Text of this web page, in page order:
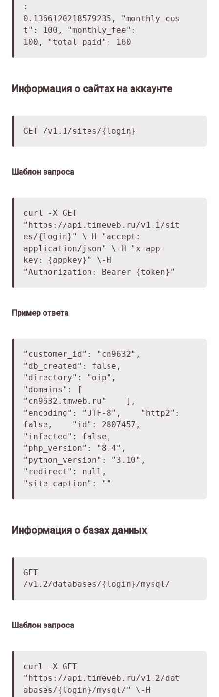
:
0.1366120218579235,
"monthly_cos
t": 100,
"monthly_fee":
100,
"total_paid": 160
Информация о сайтах на аккаунте
GET /v1.1/sites/{login}
Шаблон запроса
curl -X GET
" https://api.timeweb.ru/v1.1/sit
es/{login}" \ -H "accept:
application/json" \ -H "x-app-
key: {appkey}" \ -H
"Authorization: Bearer {token}"
Пример ответа
"customer_id": "cn9632",
"db_created": false,
"directory": "oip",
"domains": [
"cn9632.tmweb.ru"
],
"encoding": "UTF-8",
"http2":
false,
"id": 2807457,
"infected": false,
"php_version": "8.4",
"python_version": "3.10",
"redirect": null,
"site_caption": ""
Информация о базах данных
GET
/v1.2/databases/{login}/mysql/
Шаблон запроса
curl -X GET
" https://api.timeweb.ru/v1.2/dat
abases/{login}/mysql/" \ -H